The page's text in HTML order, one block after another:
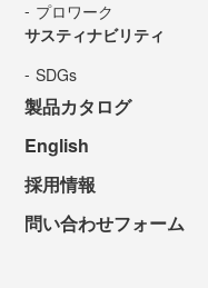
プロワーク
サスティナビリティ
SDGs
製品カタログ
English
採用情報
問い合わせフォーム